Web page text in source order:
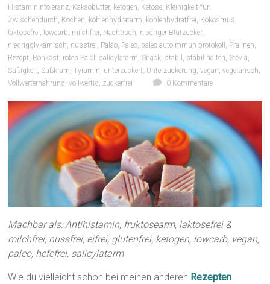
Histaminintoleranz, Kakaobutter, ketogen, Ketose, Kleinigkeit für
Zwischendurch, Kochen, kohlenhydratarm, kohlenhydratfrei, Kokosmus,
laktosefrei, lowcarb, milchfrei, Nachtisch, niedriger Blutzucker,
niedrigglykämisch, nussfrei, Paläo, Paleo, paleo autoimmun protokoll , Pralinen,
Rezept, Rohkost, rotes Palöl , salicylatarm, Snack, stabil , stabil halten, Stevia,
Süßigkeit, Süßkram,Tyramin, unterzuckert, Unterzuckerung,vegan,vegetarisch,
Vollwerternährung,vollwertig, zuckerfrei 0 Kommentare
Machbar als: Antihistamin, fruktosearm, laktosefrei &
milchfrei, nussfrei, eifrei, glutenfrei, ketogen, lowcarb, vegan,
paleo, hefefrei, salicylatarm
Wie du vielleicht schon bei meinen anderen Rezepten